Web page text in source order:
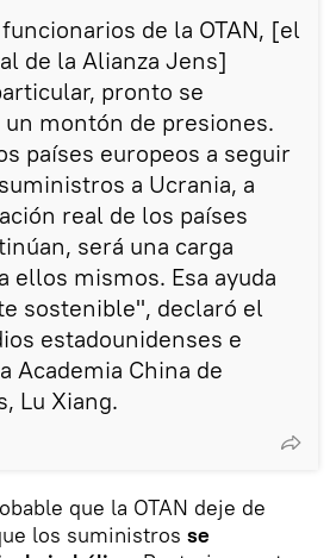
de la OTAN, [el
de la Alianza Jens]
pronto se
montón de presiones.
países europeos a seguir
a Ucrania, a
real de los países
será una carga
ellos mismos. Esa ayuda
sostenible", declaró el
estadounidenses e
Academia China de
Lu Xiang.
que la OTAN deje de
los suministros se